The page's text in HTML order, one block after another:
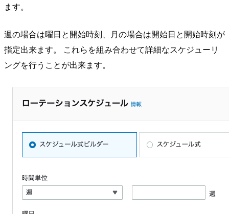
ます。
週の場合は曜日と開始時刻、月の場合は開始日と開始時刻が
指定出来ます。 これらを組み合わせて詳細なスケジューリ
ングを行うことが出来ます。